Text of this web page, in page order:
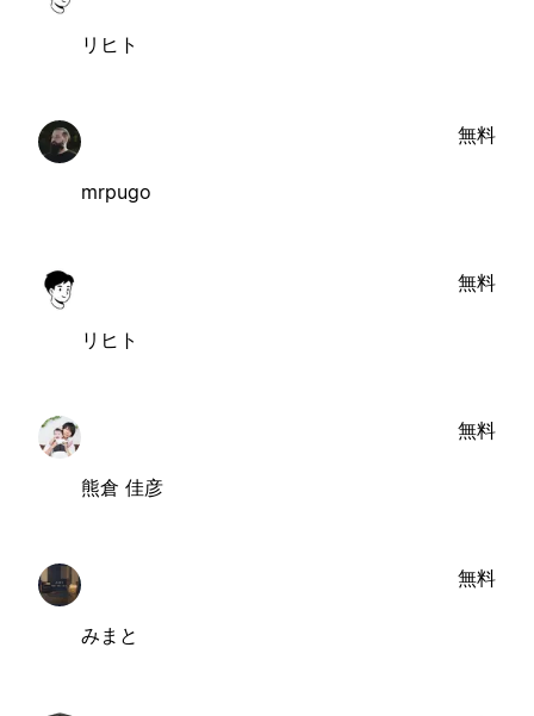
リヒト
mrpugo
無料
リヒト
無料
熊倉 佳彦
無料
みまと
無料